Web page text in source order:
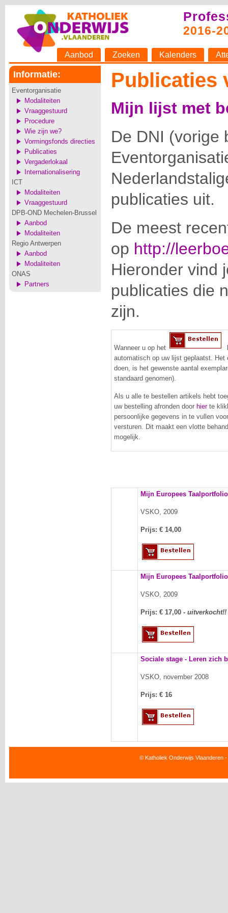
2016-
Aanbod Zoeken Kalenders
Informatie:
Eventorganisatie
Modaliteiten
Vraaggestuurd
Procedure
Wie zijn we?
Vormingsfonds directies
Publicaties
Vergaderlokaal
Internationalisering
ICT
Modaliteiten
Vraaggestuurd
DPB-OND Mechelen-Brussel
Aanbod
Modaliteiten
Regio Antwerpen
Aanbod
Modaliteiten
ONAS
Partners
Publicaties
Mijn lijst met
De DNI (vorige
publicaties uit.
De meest
op http://
Hieronder vind
publicaties die
zijn.
Wanneer u op het
automatisch op uw lijst geplaatst. Het
doen, is het gewenste aantal
standaard genomen).
Als u alle te bestellen artikels hebt
uw bestelling afronden door hierte
persoonlijke gegevens in te vullen
versturen. Dit maakt een vlotte
mogelijk.
Mijn Europees
VSKO, 2009
Prijs: € 14,00
Mijn Europees
VSKO, 2009
Prijs: € 17,00 - uitverkocht!!
Sociale stage - Leren zich
VSKO, november 2008
Prijs: € 16
© Katholiek Onderwijs Vlaanderen